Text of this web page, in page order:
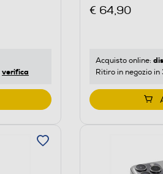
verifica
€ 64,90
Acquisto online:
Ritiro in negozio